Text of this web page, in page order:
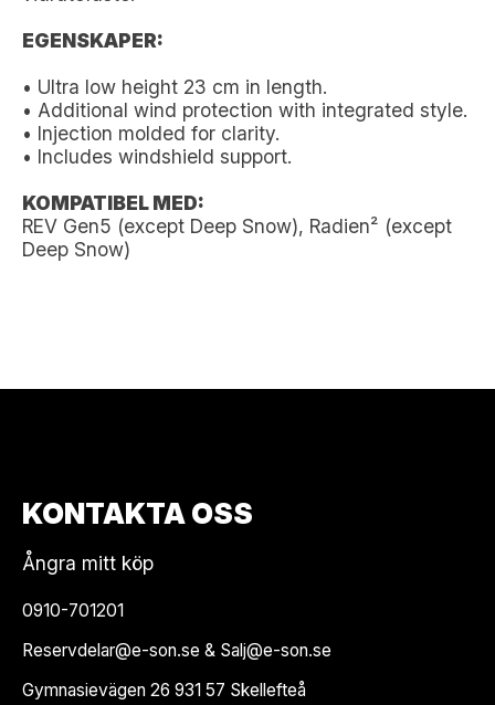
EGENSKAPER:
• Ultra low height 23 cm in length.
• Additional wind protection with integrated style.
• Injection molded for clarity.
• Includes windshield support.
KOMPATIBEL MED:
REV Gen5 (except Deep Snow), Radien² (except
Deep Snow)
KONTAKTA OSS
Ångra mitt köp
0910-701201
Reservdelar@e-son.se & Salj@e-son.se
Gymnasievägen 26 931 57 Skellefteå